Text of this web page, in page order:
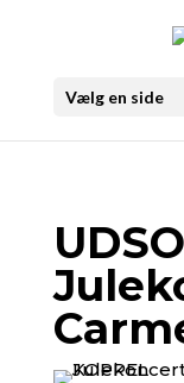
Vælg en side